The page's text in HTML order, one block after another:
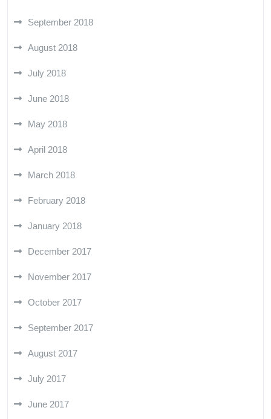
September 2018
August 2018
July 2018
June 2018
May 2018
April 2018
March 2018
February 2018
January 2018
December 2017
November 2017
October 2017
September 2017
August 2017
July 2017
June 2017